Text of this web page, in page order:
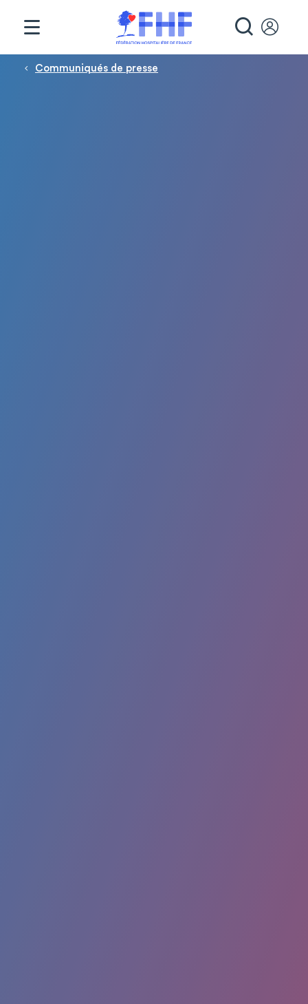
Fil d'Ariane
Communiqués de presse
Panneau de gestion des cookies